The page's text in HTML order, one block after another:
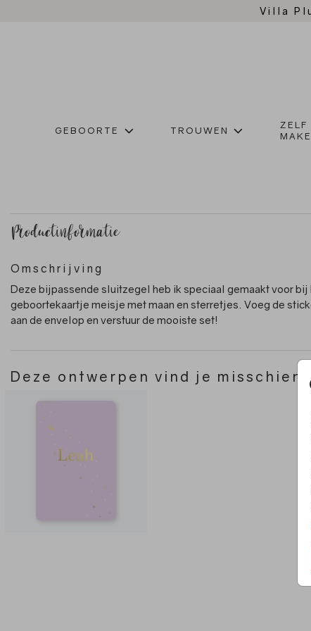
Villa
GEBOORTE TROUWEN
ZELF
Productinformatie
Omschrijving
Deze bijpassende sluitzegel heb ik speciaal gemaakt voor bij
geboortekaartje meisje met maan en sterretjes. Voeg de
aan de envelop en verstuur de mooiste set!
Deze ontwerpen vind je misschien